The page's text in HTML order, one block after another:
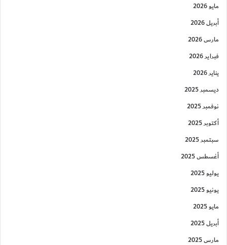
مايو 2026
أبريل 2026
مارس 2026
فبراير 2026
يناير 2026
ديسمبر 2025
نوفمبر 2025
أكتوبر 2025
سبتمبر 2025
أغسطس 2025
يوليو 2025
يونيو 2025
مايو 2025
أبريل 2025
مارس 2025